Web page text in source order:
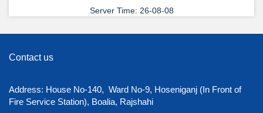
View Details →
শুভেচ্ছা ও অভিনন্দন
Server Time: 26-08-08
Contact us
Address: House No-140, Ward No-9, Hoseniganj (In Front of
Fire Service Station), Boalia, Rajshahi